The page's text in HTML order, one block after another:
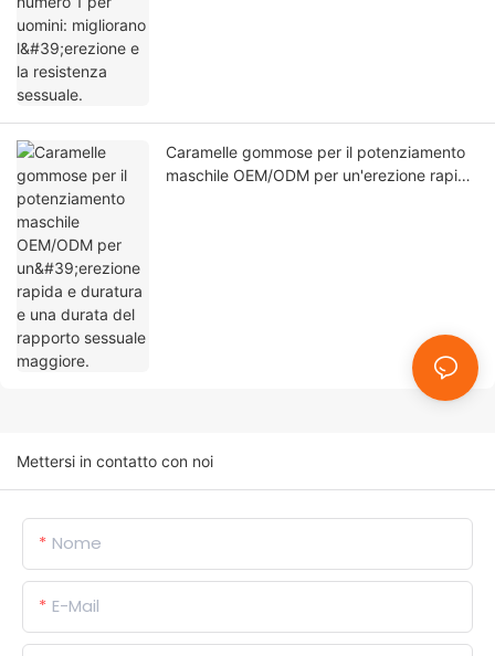
Caramelle gommose per il potenziamento
maschile OEM/ODM per un'erezione rapida
Mettersi in contatto con noi
Nome
E-Mail